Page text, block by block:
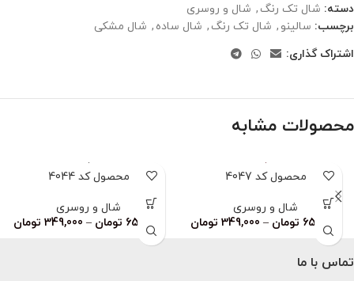
دسته: شال تک رنگ , شال و روسری
برچسب: سالینو , شال تک رنگ , شال ساده , شال مشکی
اشتراک گذاری:
محصولات مشابه
محصول کد 4047
شال و روسری
659,000 تومان –
349,000 تومان
محصول کد 4044
شال و روسری
659,000 تومان –
349,000 تومان
تماس با ما